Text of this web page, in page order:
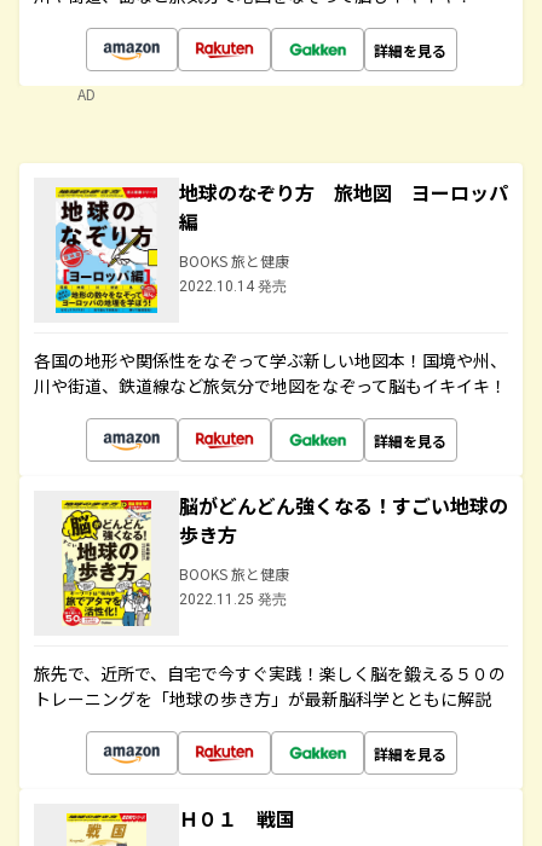
詳細を見る
AD
地球のなぞり方 旅地図 ヨーロッパ
編
BOOKS 旅と健康
2022.10.14 発売
各国の地形や関係性をなぞって学ぶ新しい地図本！国境や州、
川や街道、鉄道線など旅気分で地図をなぞって脳もイキイキ！
詳細を見る
脳がどんどん強くなる！すごい地球の
歩き方
BOOKS 旅と健康
2022.11.25 発売
旅先で、近所で、自宅で今すぐ実践！楽しく脳を鍛える５０の
トレーニングを「地球の歩き方」が最新脳科学とともに解説
詳細を見る
Ｈ０１ 戦国